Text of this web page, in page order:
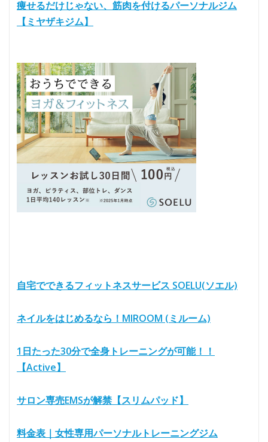
痩せるだけじゃない、筋肉を付けるパーソナルジム
【ミヤザキジム】
自宅でできるフィットネスサービス SOELU(ソエル)
ネイルをはじめるなら！MIROOM (ミルーム)
1日たった30分で全身トレーニングが可能！！
【Active】
サロン専売EMSが解禁【スリムパッド】
料金表｜女性専用パーソナルトレーニングジム